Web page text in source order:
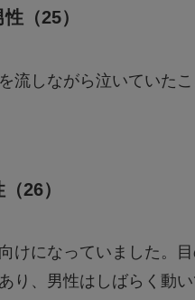
（25）
流しながら泣いていた
26）
けになっていました。
り、男性はしばらく動